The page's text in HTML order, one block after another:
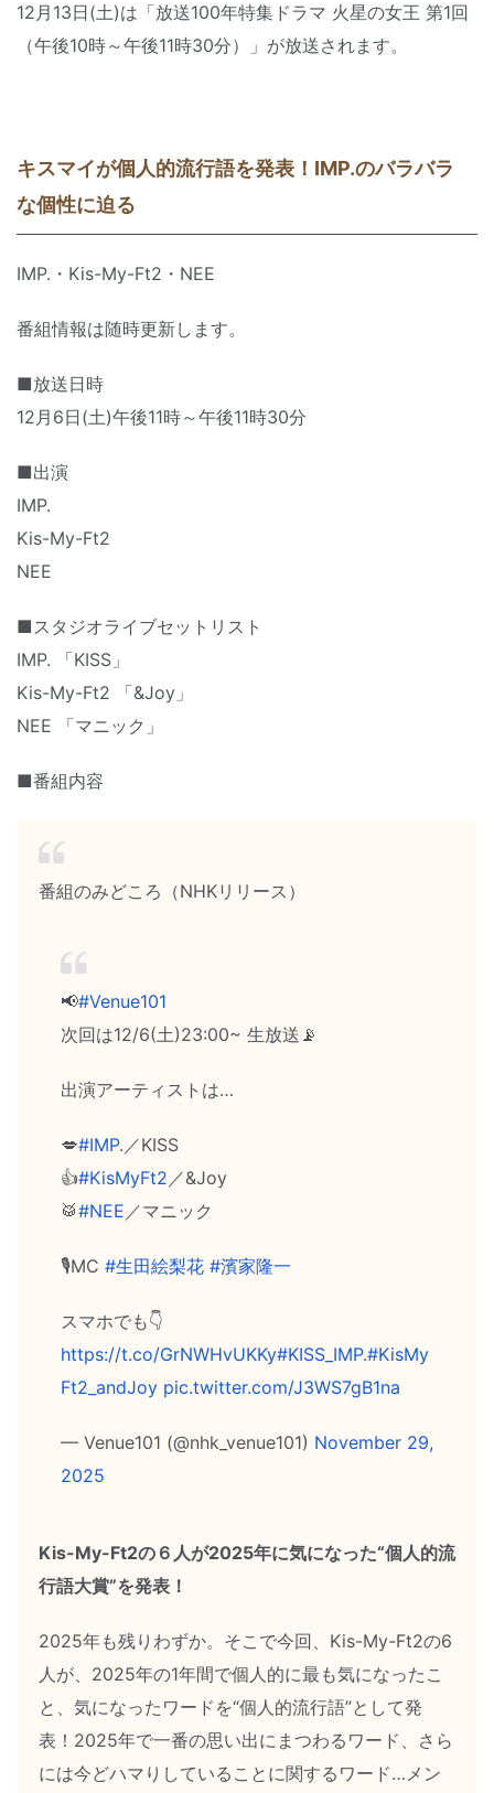
12月13日(土)は「放送100年特集ドラマ 火星の女王 第1回
（午後10時～午後11時30分）」が放送されます。
キスマイが個人的流行語を発表！IMP.のバラバラ
な個性に迫る
IMP.・Kis-My-Ft2・NEE
番組情報は随時更新します。
■放送日時
12月6日(土)午後11時～午後11時30分
■出演
IMP.
Kis-My-Ft2
NEE
■スタジオライブセットリスト
IMP. 「KISS」
Kis-My-Ft2 「&Joy」
NEE 「マニック」
■番組内容
番組のみどころ（NHKリリース）
📢#Venue101
次回は12/6(土)23:00~ 生放送📡
出演アーティストは…
💋#IMP.／KISS
👍#KisMyFt2 ／&Joy
🥁#NEE ／マニック
🎙MC #生田絵梨花 #濱家隆一
スマホでも👇
https://t.co/GrNWHvUKKy#KISS_IMP.#KisMy
Ft2_andJoy pic.twitter.com/J3WS7gB1na
— Venue101 (@nhk_venue101) November 29,
2025
Kis-My-Ft2の６人が2025年に気になった“個人的流
行語大賞”を発表！
2025年も残りわずか。そこで今回、Kis-My-Ft2の6
人が、2025年の1年間で個人的に最も気になったこ
と、気になったワードを“個人的流行語”として発
表！2025年で一番の思い出にまつわるワード、さら
には今どハマりしていることに関するワード…メン